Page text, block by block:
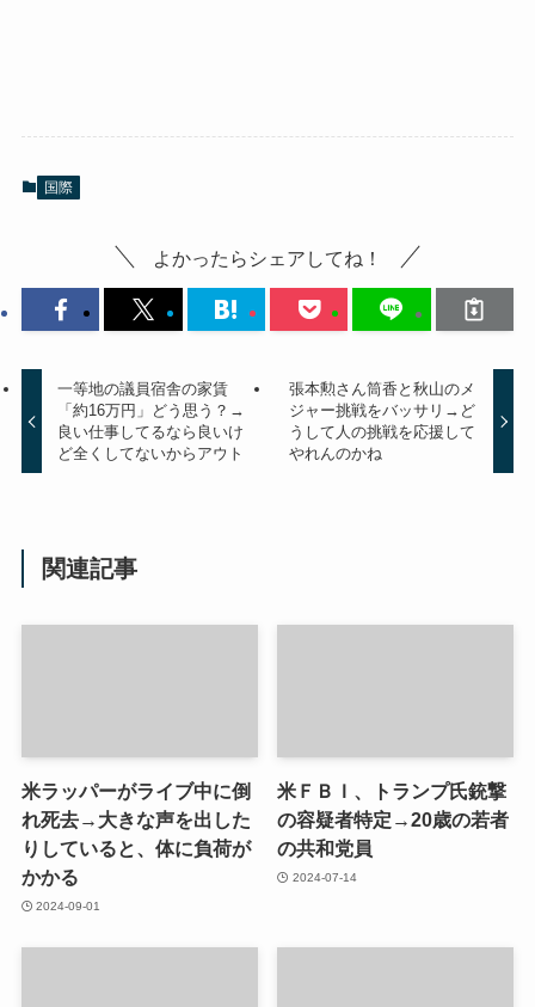
国際
よかったらシェアしてね！
一等地の議員宿舎の家賃
「約16万円」どう思う？→
良い仕事してるなら良いけ
ど全くしてないからアウト
張本勲さん筒香と秋山のメ
ジャー挑戦をバッサリ→ど
うして人の挑戦を応援して
やれんのかね
関連記事
米ラッパーがライブ中に倒
れ死去→大きな声を出した
りしていると、体に負荷が
かかる
2024-09-01
米ＦＢＩ、トランプ氏銃撃
の容疑者特定→20歳の若者
の共和党員
2024-07-14